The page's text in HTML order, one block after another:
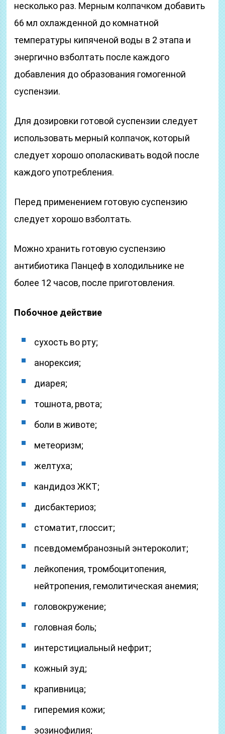
несколько раз. Мерным колпачком добавить
66 мл охлажденной до комнатной
температуры кипяченой воды в 2 этапа и
энергично взболтать после каждого
добавления до образования гомогенной
суспензии.
Для дозировки готовой суспензии следует
использовать мерный колпачок, который
следует хорошо ополаскивать водой после
каждого употребления.
Перед применением готовую суспензию
следует хорошо взболтать.
Можно хранить готовую суспензию
антибиотика Панцеф в холодильнике не
более 12 часов, после приготовления.
Побочное действие
сухость во рту;
анорексия;
диарея;
тошнота, рвота;
боли в животе;
метеоризм;
желтуха;
кандидоз ЖКТ;
дисбактериоз;
стоматит, глоссит;
псевдомембранозный энтероколит;
лейкопения, тромбоцитопения,
нейтропения, гемолитическая анемия;
головокружение;
головная боль;
интерстициальный нефрит;
кожный зуд;
крапивница;
гиперемия кожи;
эозинофилия;